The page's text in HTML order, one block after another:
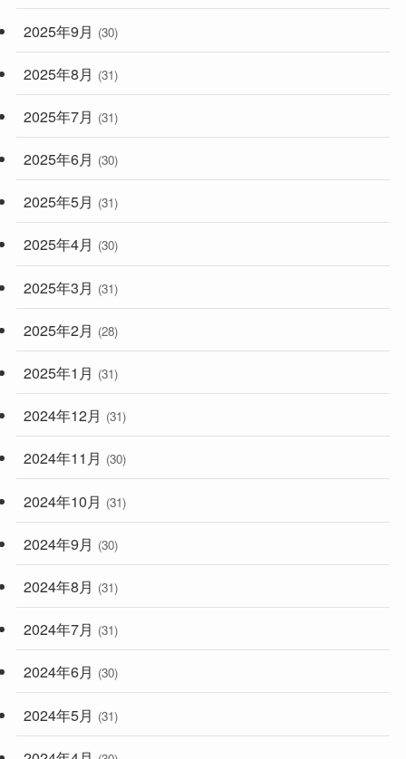
2025年9月 (30)
2025年8月 (31)
2025年7月 (31)
2025年6月 (30)
2025年5月 (31)
2025年4月 (30)
2025年3月 (31)
2025年2月 (28)
2025年1月 (31)
2024年12月 (31)
2024年11月 (30)
2024年10月 (31)
2024年9月 (30)
2024年8月 (31)
2024年7月 (31)
2024年6月 (30)
2024年5月 (31)